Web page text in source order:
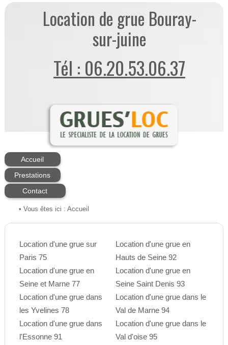
Location de grue Bouray-
sur-juine
Tél : 06.20.53.06.37
Accueil
Prestations
Contact
• Vous êtes ici : Accueil
Location d'une grue sur
Paris 75
Location d'une grue en
Seine et Marne 77
Location d'une grue dans
les Yvelines 78
Location d'une grue dans
l'Essonne 91
Location d'une grue en
Hauts de Seine 92
Location d'une grue en
Seine Saint Denis 93
Location d'une grue dans le
Val de Marne 94
Location d'une grue dans le
Val d'oise 95